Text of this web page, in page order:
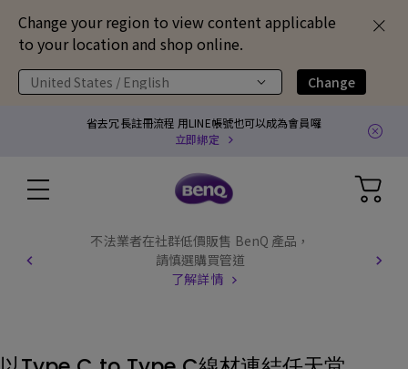
Change your region to view content applicable
to your location and shop online.
United States / English Change
省去冗長註冊流程 用LINE帳號也可以成為會員囉
立即綁定
不法業者在社群低價販售 BenQ 產品，
請慎選購買管道
了解詳情